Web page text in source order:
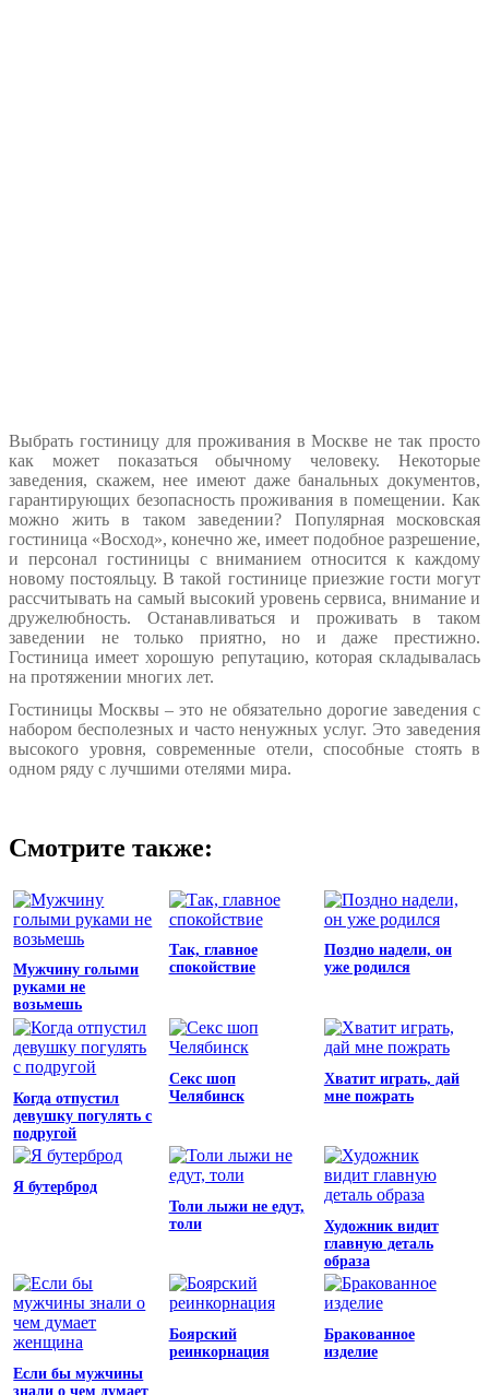
Выбрать гостиницу для проживания в Москве не так просто
как может показаться обычному человеку. Некоторые
заведения, скажем, нее имеют даже банальных документов,
гарантирующих безопасность проживания в помещении. Как
можно жить в таком заведении? Популярная московская
гостиница «Восход», конечно же, имеет подобное разрешение,
и персонал гостиницы с вниманием относится к каждому
новому постояльцу. В такой гостинице приезжие гости могут
рассчитывать на самый высокий уровень сервиса, внимание и
дружелюбность. Останавливаться и проживать в таком
заведении не только приятно, но и даже престижно.
Гостиница имеет хорошую репутацию, которая складывалась
на протяжении многих лет.
Гостиницы Москвы – это не обязательно дорогие заведения с
набором бесполезных и часто ненужных услуг. Это заведения
высокого уровня, современные отели, способные стоять в
одном ряду с лучшими отелями мира.
Смотрите также:
Мужчину голыми
руками не
возьмешь
Так, главное
спокойствие
Поздно надели, он
уже родился
Когда отпустил
девушку погулять с
подругой
Секс шоп
Челябинск
Хватит играть, дай
мне пожрать
Я бутерброд
Толи лыжи не едут,
толи
Художник видит
главную деталь
образа
Если бы мужчины
знали о чем думает
Боярский
реинкорнация
Бракованное
изделие